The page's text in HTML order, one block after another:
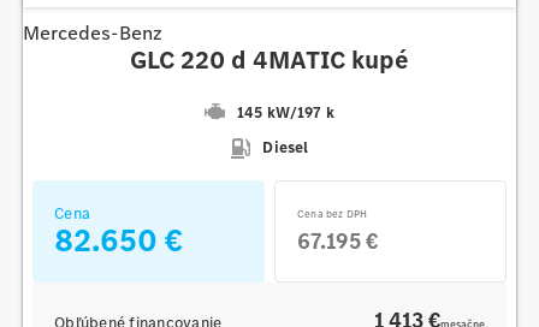
Mercedes-Benz
GLC 220 d 4MATIC kupé
145 kW/197 k
Diesel
Cena
82.650 €
Cena bez DPH
67.195 €
Obľúbené financovanie 1 413 €